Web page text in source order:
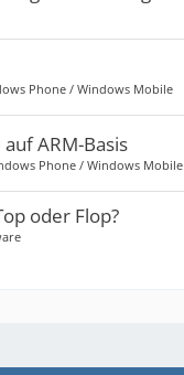
Phone / Windows Mobile
ARM-Basis
Phone / Windows Mobile
oder Flop?